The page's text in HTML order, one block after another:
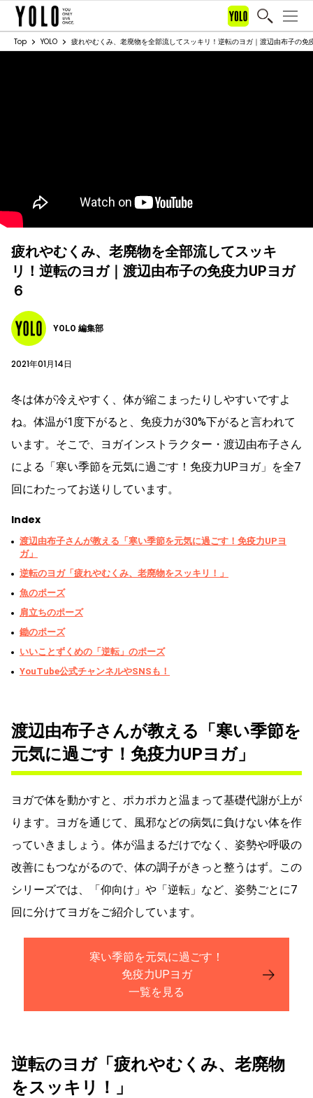
Top YOLO 疲れやむくみ、老廃物を全部流してスッキリ！逆転のヨガ｜渡辺由布子の免
疲れやむくみ、老廃物を全部流してスッキ
リ！逆転のヨガ｜渡辺由布子の免疫力UPヨガ
６
YOLO 編集部
2021年01月14日
冬は体が冷えやすく、体が縮こまったりしやすいですよ
ね。体温が1度下がると、免疫力が30%下がると言われて
います。そこで、ヨガインストラクター・渡辺由布子さん
による「寒い季節を元気に過ごす！免疫力UPヨガ」を全7
回にわたってお送りしています。
Index
渡辺由布子さんが教える「寒い季節を元気に過ごす！免疫力UPヨ
ガ」
逆転のヨガ「疲れやむくみ、老廃物をスッキリ！」
魚のポーズ
肩立ちのポーズ
鋤のポーズ
いいことずくめの「逆転」のポーズ
YouTube公式チャンネルやSNSも！
渡辺由布子さんが教える「寒い季節を
元気に過ごす！免疫力UPヨガ」
ヨガで体を動かすと、ポカポカと温まって基礎代謝が上が
ります。ヨガを通じて、風邪などの病気に負けない体を作
っていきましょう。体が温まるだけでなく、姿勢や呼吸の
改善にもつながるので、体の調子がきっと整うはず。この
シリーズでは、「仰向け」や「逆転」など、姿勢ごとに7
回に分けてヨガをご紹介しています。
寒い季節を元気に過ごす！
免疫力UPヨガ
一覧を見る
逆転のヨガ「疲れやむくみ、老廃物
をスッキリ！」